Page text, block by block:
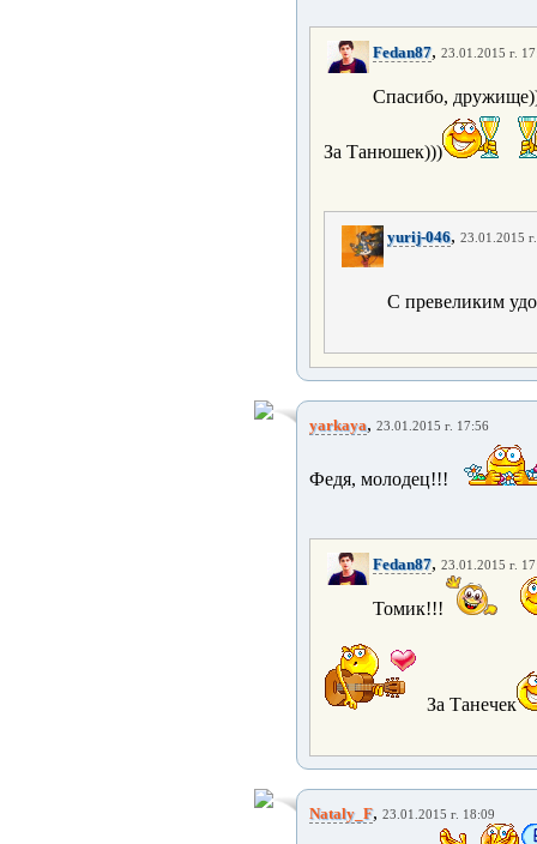
Fedan87, 23.01.2015 г.
Спасибо,
За Танюшек)))
yurij-046, 23.01.2015
С превеликим
yarkaya, 23.01.2015 г. 17:56
Федя, молодец!!!
Fedan87, 23.01.2015 г.
Томик!!!
За Танечек
Nataly_F, 23.01.2015 г. 18:09